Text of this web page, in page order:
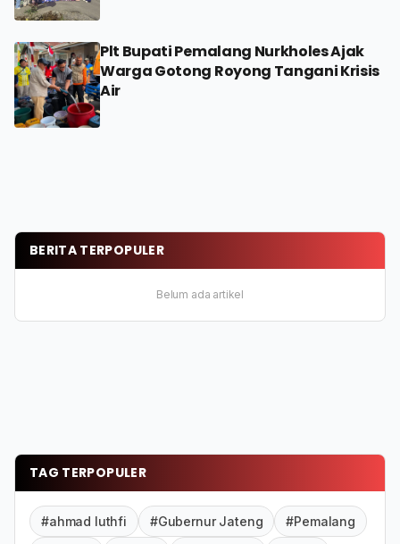
Plt Bupati Pemalang Nurkholes Ajak
Warga Gotong Royong Tangani Krisis
Air
BERITA TERPOPULER
Belum ada artikel
TAG TERPOPULER
#ahmad luthfi #Gubernur Jateng #Pemalang